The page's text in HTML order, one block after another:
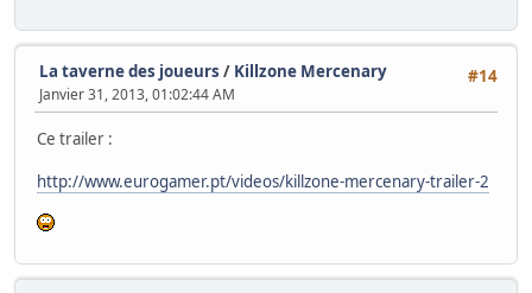
#14
La taverne des joueurs / Killzone Mercenary
Janvier 31, 2013, 01:02:44 AM
Ce trailer :
http://www.eurogamer.pt/videos/killzone-mercenary-trailer-2